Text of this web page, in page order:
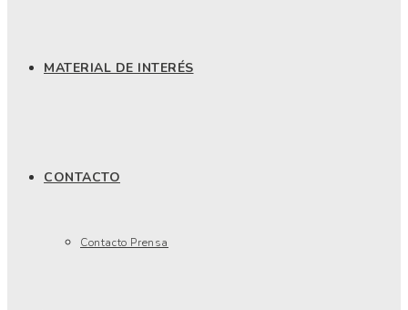
MATERIAL DE INTERÉS
CONTACTO
Contacto Prensa